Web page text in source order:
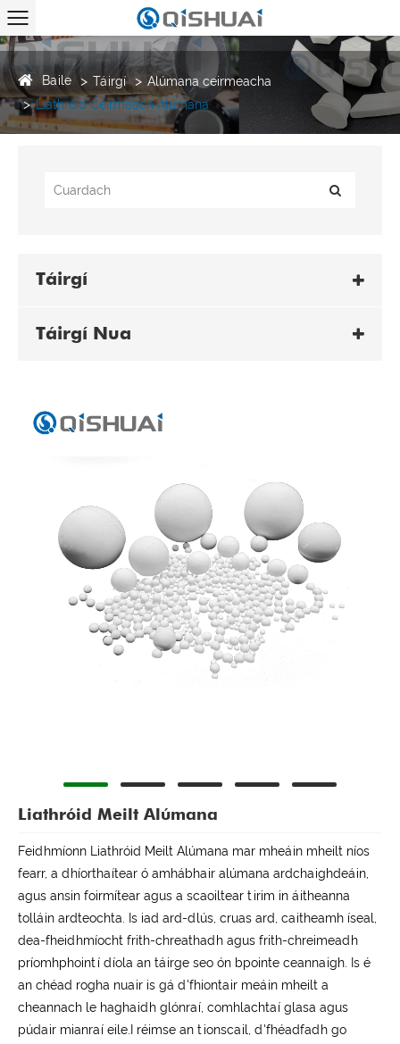
Baile Táirgí
Alúmana ceirmeacha
Liathróid Ceirmeach Alúmana
Táirgí
Táirgí Nua
Liathróid Meilt Alúmana
Feidhmíonn Liathróid Meilt Alúmana mar mheáin mheilt níos
fearr, a dhíorthaítear ó amhábhair alúmana ardchaighdeáin,
agus ansin foirmítear agus a scaoiltear tirim in áitheanna
tolláin ardteochta. Is iad ard-dlús, cruas ard, caitheamh íseal,
dea-fheidhmíocht frith-chreathadh agus frith-chreimeadh
príomhphointí díola an táirge seo ón bpointe ceannaigh. Is é
an chéad rogha nuair is gá d'fhiontair meáin mheilt a
cheannach le haghaidh glónraí, comhlachtaí glasa agus
púdair mianraí eile.I réimse an tionscail, d'fhéadfadh go